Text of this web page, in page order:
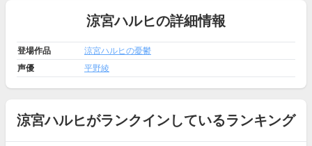
涼宮ハルヒの詳細情報
登場作品
涼宮ハルヒの憂鬱
声優
平野綾
涼宮ハルヒがランクインしているランキング